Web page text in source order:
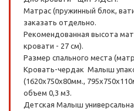
Матрас (пружинный блок,
заказать отдельно.
Рекомендованная высота
кровати - 27 см).
Размер спального места
Кровать-чердак Малыш
(1620х750х80мм.,
объем 0,3 м3.
Детская Малыш